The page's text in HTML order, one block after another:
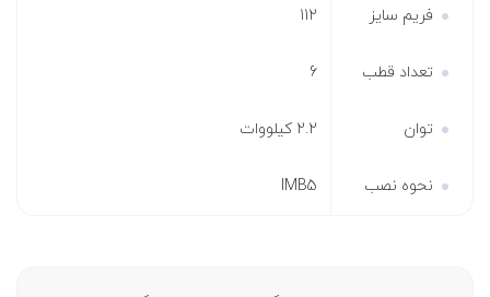
فریم سایز 112
تعداد قطب 6
توان 2.2 کیلووات
نحوه نصب IMB5